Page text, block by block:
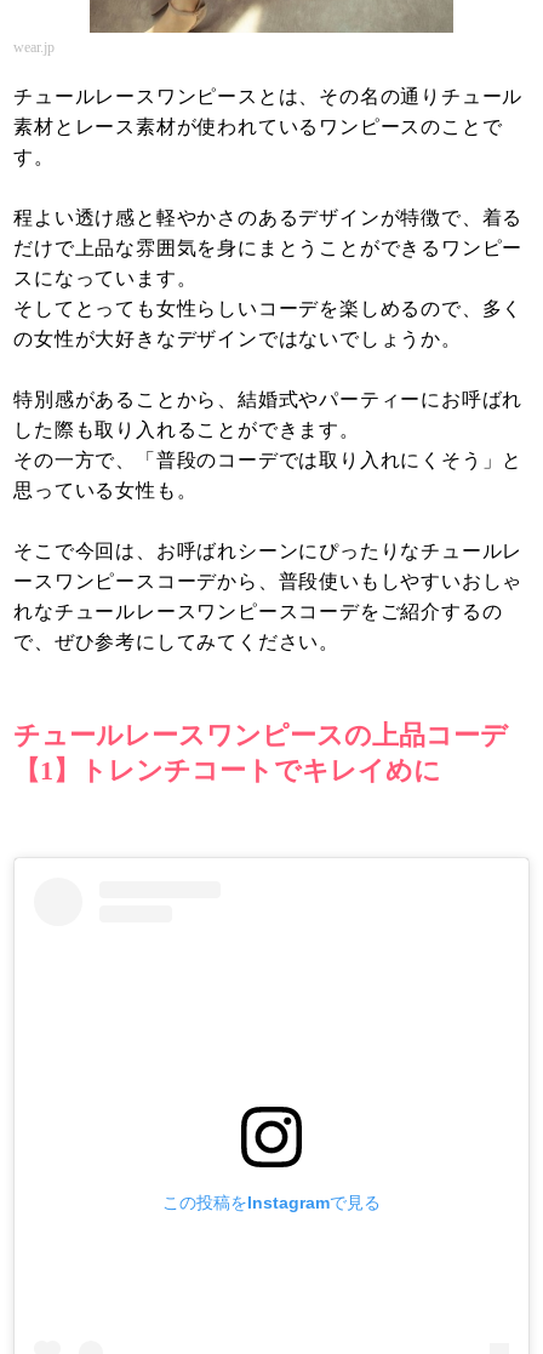
wear.jp
チュールレースワンピースとは、その名の通りチュール
素材とレース素材が使われているワンピースのことで
す。
程よい透け感と軽やかさのあるデザインが特徴で、着る
だけで上品な雰囲気を身にまとうことができるワンピー
スになっています。
そしてとっても女性らしいコーデを楽しめるので、多く
の女性が大好きなデザインではないでしょうか。
特別感があることから、結婚式やパーティーにお呼ばれ
した際も取り入れることができます。
その一方で、「普段のコーデでは取り入れにくそう」と
思っている女性も。
そこで今回は、お呼ばれシーンにぴったりなチュールレ
ースワンピースコーデから、普段使いもしやすいおしゃ
れなチュールレースワンピースコーデをご紹介するの
で、ぜひ参考にしてみてください。
チュールレースワンピースの上品コーデ
【1】トレンチコートでキレイめに
この投稿をInstagramで見る